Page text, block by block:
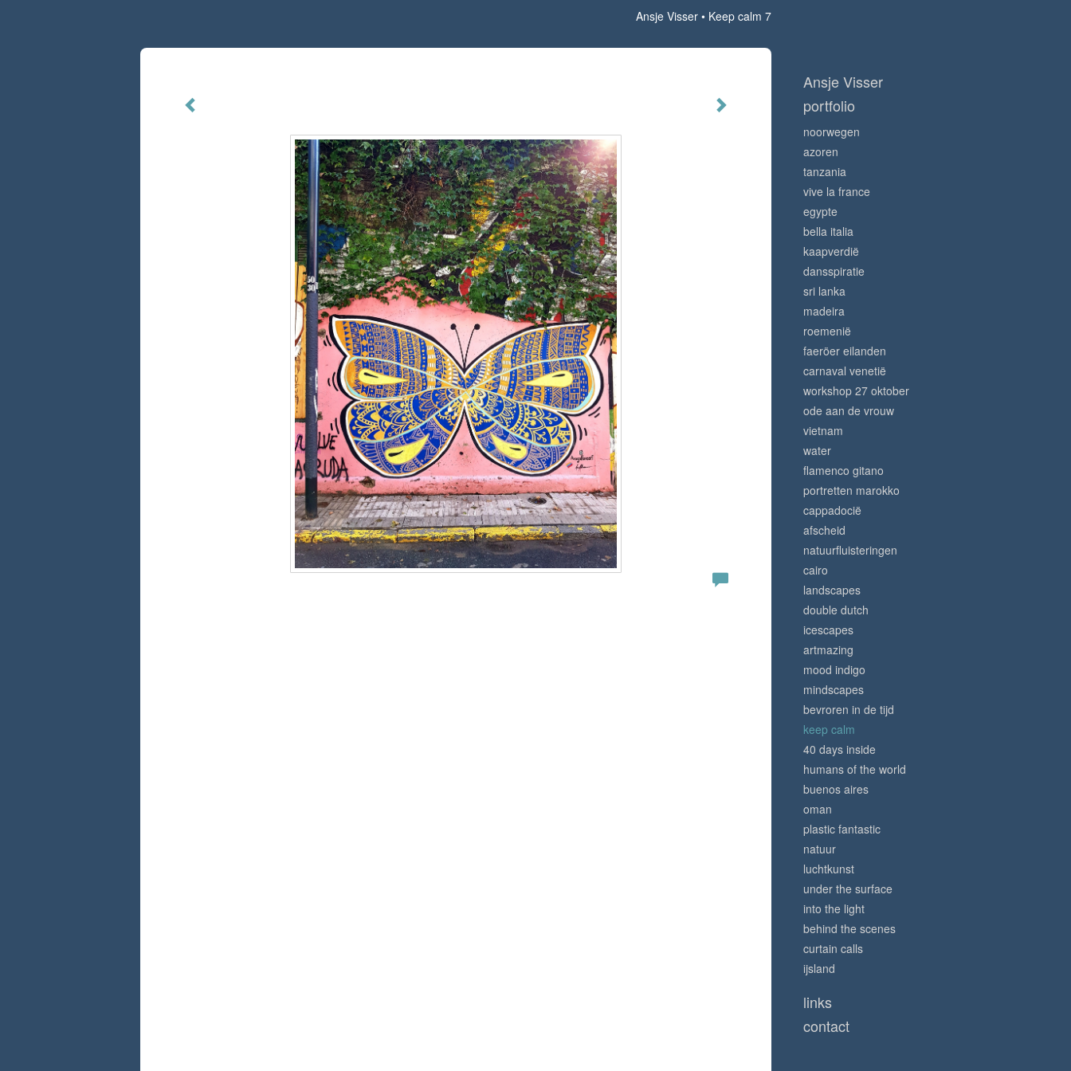
Ansje Visser Keep calm 7
Ansje Visser
portfolio
noorwegen
azoren
tanzania
vive la france
egypte
bella italia
kaapverdië
dansspiratie
sri lanka
madeira
roemenië
faeröer eilanden
carnaval venetië
workshop 27 oktober
ode aan de vrouw
vietnam
water
flamenco gitano
portretten marokko
cappadocië
afscheid
natuurfluisteringen
cairo
landscapes
double dutch
icescapes
artmazing
mood indigo
mindscapes
bevroren in de tijd
keep calm
40 days inside
humans of the world
buenos aires
oman
plastic fantastic
natuur
luchtkunst
under the surface
into the light
behind the scenes
curtain calls
ijsland
links
contact